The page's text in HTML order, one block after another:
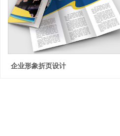
企业形象折页设计